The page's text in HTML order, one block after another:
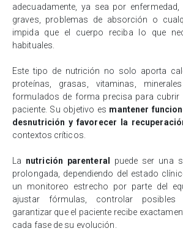
adecuadamente, ya sea por
graves, problemas de absorción o
impida que el cuerpo reciba lo que
habituales.
Este tipo de nutrición no solo aporta
proteínas, grasas, vitaminas,
formulados de forma precisa para cubrir
paciente. Su objetivo es mantener
desnutrición y favorecer la
contextos críticos.
La nutrición parenteral
puede ser una
prolongada, dependiendo del estado
un monitoreo estrecho por parte del
ajustar fórmulas, controlar posibles
garantizar que el paciente recibe
cada fase de su evolución.